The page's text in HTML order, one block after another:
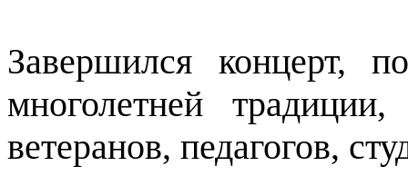
Завершился концерт,
многолетней
ветеранов, педагогов,